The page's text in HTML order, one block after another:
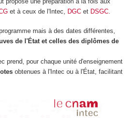
et à ceux de l'Intec, DGCet DSGC.
mais à des dates différentes,
de l'État et celles des diplômes de
prend, pour chaque unité d'enseignement
obtenues à l'Intec ou à l'État, facilitant